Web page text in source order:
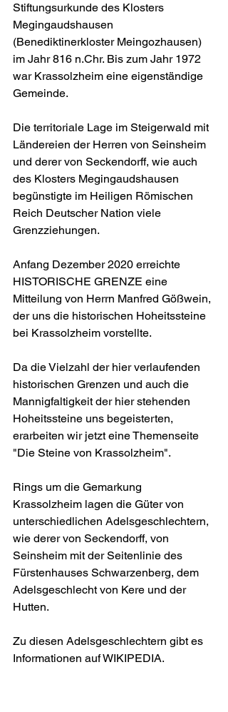
Stiftungsurkunde des Klosters
Megingaudshausen
(Benediktinerkloster Meingozhausen)
im Jahr 816 n.Chr. Bis zum Jahr 1972
war Krassolzheim eine eigenständige
Gemeinde.
Die territoriale Lage im Steigerwald mit
Ländereien der Herren von Seinsheim
und derer von Seckendorff, wie auch
des Klosters Megingaudshausen
begünstigte im Heiligen Römischen
Reich Deutscher Nation viele
Grenzziehungen.
Anfang Dezember 2020 erreichte
HISTORISCHE GRENZE eine
Mitteilung von Herrn Manfred Gößwein,
der uns die historischen Hoheitssteine
bei Krassolzheim vorstellte.
Da die Vielzahl der hier verlaufenden
historischen Grenzen und auch die
Mannigfaltigkeit der hier stehenden
Hoheitssteine uns begeisterten,
erarbeiten wir jetzt eine Themenseite
"Die Steine von Krassolzheim".
Rings um die Gemarkung
Krassolzheim lagen die Güter von
unterschiedlichen Adelsgeschlechtern,
wie derer von Seckendorff, von
Seinsheim mit der Seitenlinie des
Fürstenhauses Schwarzenberg, dem
Adelsgeschlecht von Kere und der
Hutten.
Zu diesen Adelsgeschlechtern gibt es
Informationen auf WIKIPEDIA.